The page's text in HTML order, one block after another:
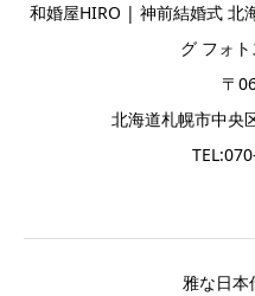
和婚屋HIRO | 神前結婚式 北
グ フォ
〒
北海道札幌市中央
雅な日本